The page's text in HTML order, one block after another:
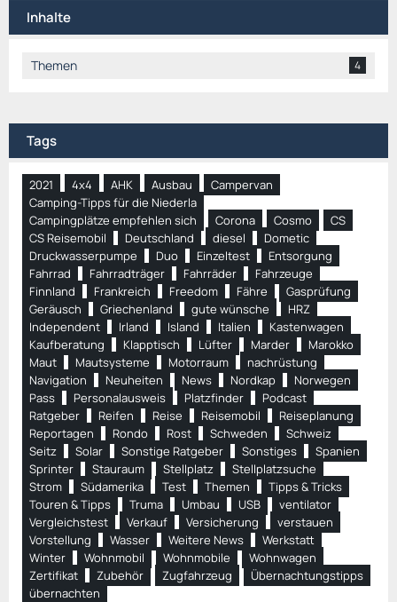
Inhalte
Themen 4
Tags
2021 4x4 AHK Ausbau
Campervan
Camping-Tipps für die Niederla
Campingplätze empfehlen sich
Corona Cosmo
CS
CS Reisemobil
Deutschland diesel
Dometic
Druckwasserpumpe
Duo Einzeltest
Entsorgung
Fahrrad
Fahrradträger Fahrräder
Fahrzeuge
Finnland
Frankreich Freedom Fähre
Gasprüfung
Geräusch
Griechenland gute wünsche
HRZ
Independent
Irland Island Italien
Kastenwagen
Kaufberatung
Klapptisch Lüfter Marder
Marokko
Maut
Mautsysteme Motorraum
nachrüstung
Navigation
Neuheiten News Nordkap
Norwegen
Pass
Personalausweis Platzfinder
Podcast
Ratgeber
Reifen Reise Reisemobil
Reiseplanung
Reportagen
Rondo Rost Schweden
Schweiz
Seitz
Solar Sonstige Ratgeber Sonstiges
Spanien
Sprinter
Stauraum Stellplatz
Stellplatzsuche
Strom
Südamerika Test Themen
Tipps & Tricks
Touren & Tipps
Truma Umbau USB
ventilator
Vergleichstest
Verkauf Versicherung
verstauen
Vorstellung
Wasser Weitere News
Werkstatt
Winter
Wohnmobil Wohnmobile
Wohnwagen
Zertifikat
Zubehör Zugfahrzeug
Übernachtungstipps
übernachten